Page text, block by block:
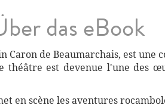
das eBook
de Beaumarchais, est une
théâtre est devenue l'une des
en scène les aventures